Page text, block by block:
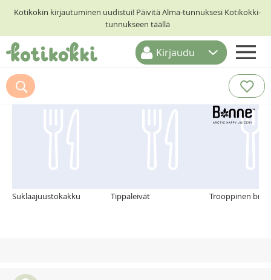
Kotikokin kirjautuminen uudistui! Päivitä Alma-tunnuksesi Kotikokki-
tunnukseen täällä
ETUSIVU
RESEPTIHAKU
Kirjaudu
Suosittelemme myös
Suklaajuustokakku Tippaleivät Trooppinen